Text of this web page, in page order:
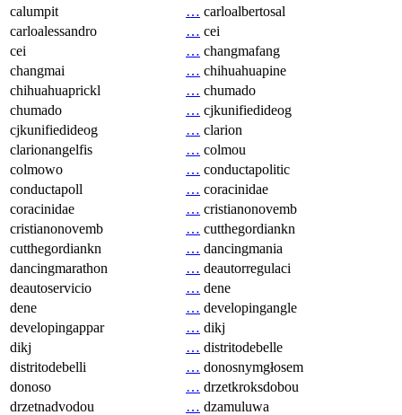
calumpit
… carloalbertosal
carloalessandro
… cei
cei
… changmafang
changmai
… chihuahuapine
chihuahuaprickl
… chumado
chumado
… cjkunifiedideog
cjkunifiedideog
… clarion
clarionangelfis
… colmou
colmowo
… conductapolitic
conductapoll
… coracinidae
coracinidae
… cristianonovemb
cristianonovemb
… cutthegordiankn
cutthegordiankn
… dancingmania
dancingmarathon
… deautorregulaci
deautoservicio
… dene
dene
… developingangle
developingappar
… dikj
dikj
… distritodebelle
distritodebelli
… donosnymgłosem
donoso
… drzetkroksdobou
drzetnadvodou
… dzamuluwa